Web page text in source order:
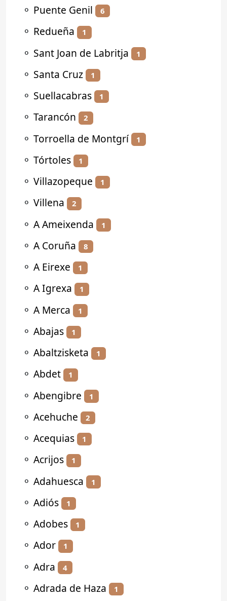
⚬ Puente Genil 6
⚬ Redueña 1
⚬ Sant Joan de Labritja 1
⚬ Santa Cruz 1
⚬ Suellacabras 1
⚬ Tarancón 2
⚬ Torroella de Montgrí 1
⚬ Tórtoles 1
⚬ Villazopeque 1
⚬ Villena 2
⚬ A Ameixenda 1
⚬ A Coruña 8
⚬ A Eirexe 1
⚬ A Igrexa 1
⚬ A Merca 1
⚬ Abajas 1
⚬ Abaltzisketa 1
⚬ Abdet 1
⚬ Abengibre 1
⚬ Acehuche 2
⚬ Acequias 1
⚬ Acrijos 1
⚬ Adahuesca 1
⚬ Adiós 1
⚬ Adobes 1
⚬ Ador 1
⚬ Adra 4
⚬ Adrada de Haza 1